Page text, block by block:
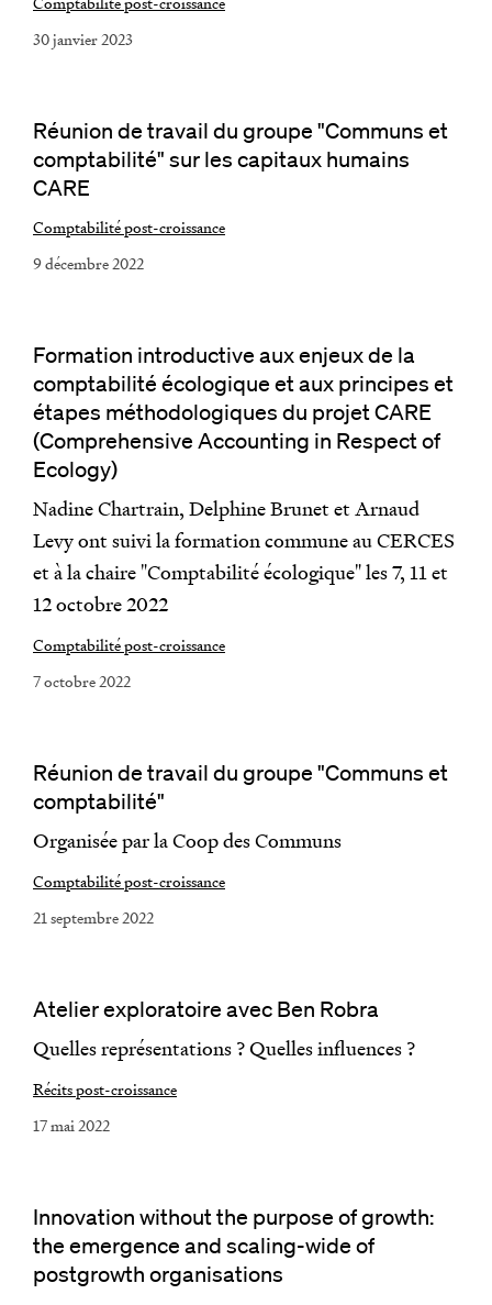
30 janvier 2023
Réunion de travail du groupe "Communs et
comptabilité" sur les capitaux humains
CARE
Comptabilité post-croissance
9 décembre 2022
Formation introductive aux enjeux de la
comptabilité écologique et aux principes et
étapes méthodologiques du projet CARE
(Comprehensive Accounting in Respect of
Ecology)
Nadine Chartrain, Delphine Brunet et Arnaud
Levy ont suivi la formation commune au CERCES
et à la chaire "Comptabilité écologique" les 7, 11 et
12 octobre 2022
Comptabilité post-croissance
7 octobre 2022
Réunion de travail du groupe "Communs et
comptabilité"
Organisée par la Coop des Communs
Comptabilité post-croissance
21 septembre 2022
Atelier exploratoire avec Ben Robra
Quelles représentations ? Quelles influences ?
Récits post-croissance
17 mai 2022
Innovation without the purpose of growth:
the emergence and scaling-wide of
postgrowth organisations